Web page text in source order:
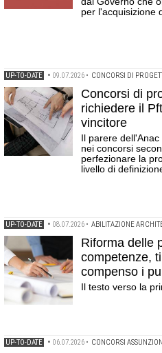
per l'acquisizione
UP-TO-DATE • 09.07.2026 • CONCORSI DI
Concorsi di
richiedere il
vincitore
Il parere
nei concorsi
perfezionare la
livello di
UP-TO-DATE • 08.07.2026 • ABILITAZIONE
Riforma delle
competenze,
compenso i
Il testo verso la
UP-TO-DATE • 06.07.2026 • CONCORSI